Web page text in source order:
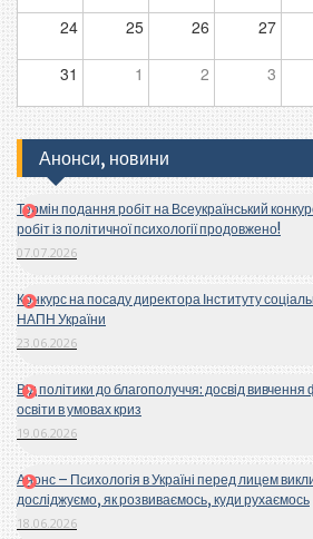
24 25 26 27
31 1 2 3
Анонси, новини
Термін подання робіт на Всеукраїнський
робіт із політичної психології продовжено!
07.07.2026
Конкурс на посаду директора Інституту
НАПН України
23.06.2026
Від політики до благополуччя: досвід вивчення
освіти в умовах криз
19.06.2026
Анонс – Психологія в Україні перед лицем
досліджуємо, як розвиваємось, куди рухаємось
18.06.2026